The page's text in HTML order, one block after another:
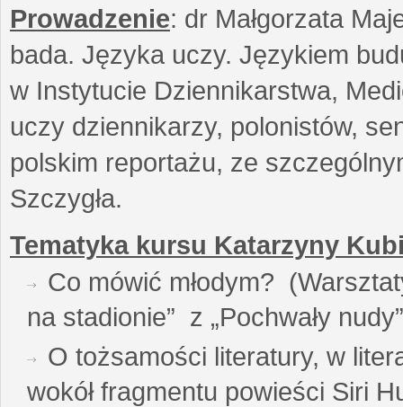
Prowadzenie: dr Małgorzata
bada. Języka uczy. Językiem
w Instytucie Dziennikarstwa,
uczy dziennikarzy, polonistów,
polskim reportażu, ze
Szczygła.
Tematyka kursu Katarzyny
Co mówić młodym?
na stadionie” z „Pochwały
O tożsamości literatury, w
wokół fragmentu powieści Siri